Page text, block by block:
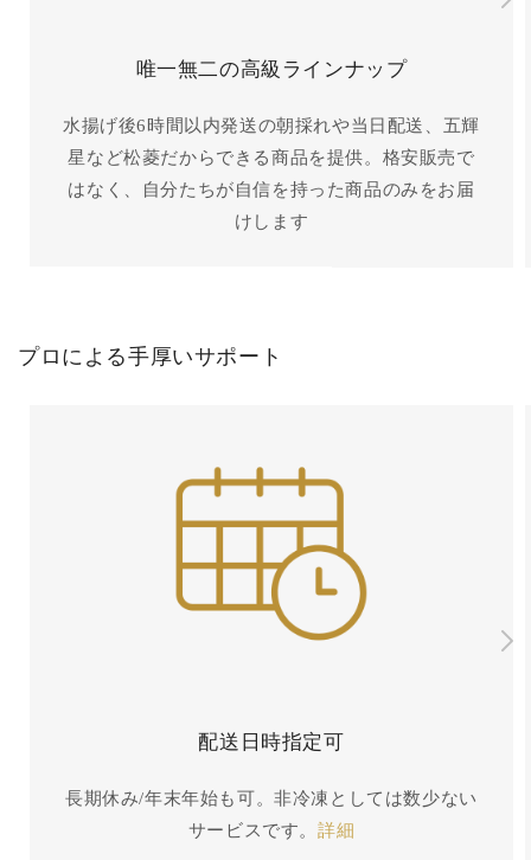
唯一無二の高級ラインナップ
水揚げ後6時間以内発送の朝採れや当日配送、五輝
星など松菱だからできる商品を提供。格安販売で
はなく、自分たちが自信を持った商品のみをお届
けします
プロによる手厚いサポート
配送日時指定可
長期休み/年末年始も可。非冷凍としては数少ない
サービスです。 詳細